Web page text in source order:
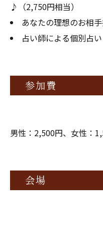
♪（2,750円相当）
あなたの理想のお相
占い師による個別占い
参加費
男性：2,500円、女性：
会場